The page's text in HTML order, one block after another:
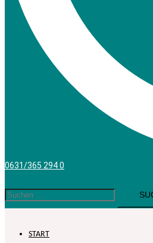
0631/365 294 0
Suchen
nach:
START